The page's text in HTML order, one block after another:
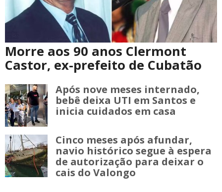
Morre aos 90 anos Clermont
Castor, ex-prefeito de Cubatão
Após nove meses internado,
bebê deixa UTI em Santos e
inicia cuidados em casa
Cinco meses após afundar,
navio histórico segue à espera
de autorização para deixar o
cais do Valongo